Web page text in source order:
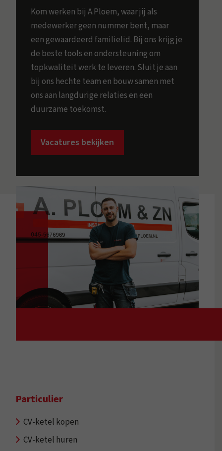
Kom werken bij A.Ploem, waar jij als
medewerker geen nummer bent, maar
een gewaardeerd familielid. Bij ons krijg je
de beste tools en ondersteuning om
topkwaliteit werk te leveren. Sluit je aan
bij ons hechte team en bouw samen met
ons aan langdurige relaties en een
duurzame toekomst.
Vacatures bekijken
Particulier
CV-ketel kopen
CV-ketel huren